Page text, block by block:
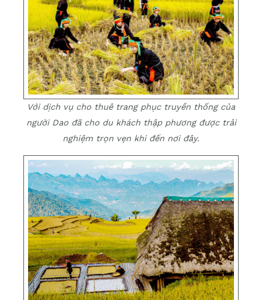
Với dịch vụ cho thuê trang phục truyền thống của
người Dao đã cho du khách thập phương được trải
nghiệm trọn vẹn khi đến nơi đây.